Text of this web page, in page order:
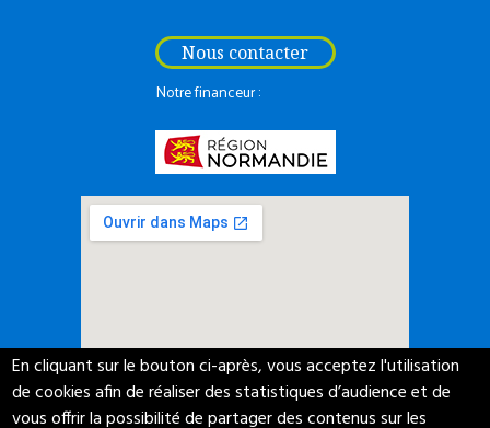
Nous contacter
Notre financeur :
En cliquant sur le bouton ci-après, vous acceptez l'utilisation
de cookies afin de réaliser des statistiques d’audience et de
vous offrir la possibilité de partager des contenus sur les